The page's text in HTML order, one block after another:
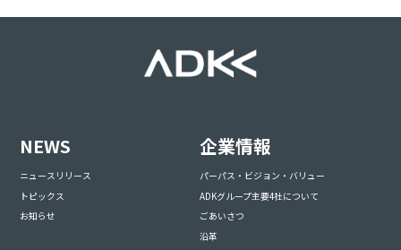
NEWS
ニュースリリース
トピックス
お知らせ
企業情報
パーパス・ビジョン・バリュー
ADKグループ主要4社について
ごあいさつ
沿革